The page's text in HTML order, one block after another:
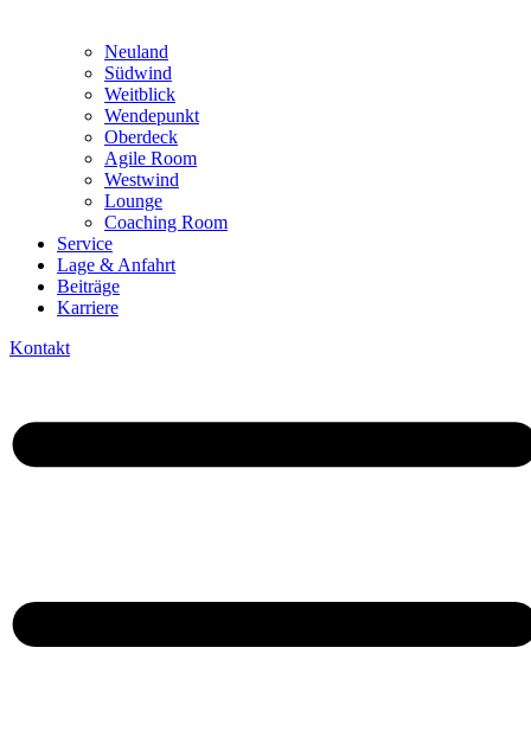
Neuland
Südwind
Weitblick
Wendepunkt
Oberdeck
Agile Room
Westwind
Lounge
Coaching Room
Service
Lage & Anfahrt
Beiträge
Karriere
Kontakt